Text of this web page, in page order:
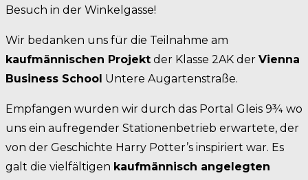
Besuch in der Winkelgasse!
Wir bedanken uns für die Teilnahme am
kaufmännischen Projekt der Klasse 2AK der Vienna
Business School Untere Augartenstraße.
Empfangen wurden wir durch das Portal Gleis 9¾ wo
uns ein aufregender Stationenbetrieb erwartete, der
von der Geschichte Harry Potter’s inspiriert war. Es
galt die vielfältigen kaufmännisch angelegten